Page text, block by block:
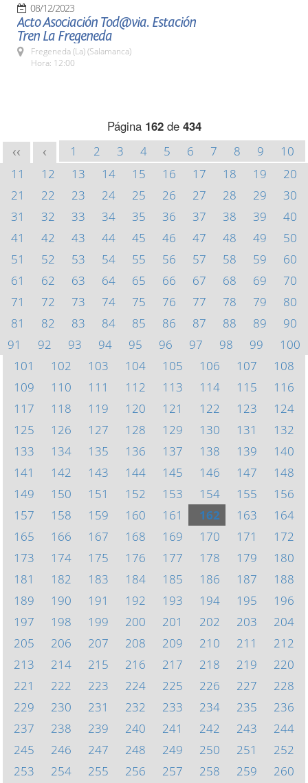
08/12/2023
Acto Asociación Tod@via. Estación
Tren La Fregeneda
Fregeneda (La) (Salamanca)
Hora: 12:00
Página 162de 434
<< < 1 2 3 4 5 6 7 8 9
10
11
12 13 14 15 16 17 18 19
20
21
22 23 24 25 26 27 28 29
30
31
32 33 34 35 36 37 38 39
40
41
42 43 44 45 46 47 48 49
50
51
52 53 54 55 56 57 58 59
60
61
62 63 64 65 66 67 68 69
70
71
72 73 74 75 76 77 78 79
80
81
82 83 84 85 86 87 88 89
90
91
92 93 94 95 96 97 98 99
100
101
102 103 104 105 106 107
108
109
110 111 112 113 114 115
116
117
118 119 120 121 122 123
124
125
126 127 128 129 130 131
132
133
134 135 136 137 138 139
140
141
142 143 144 145 146 147
148
149
150 151 152 153 154 155
156
157
158 159 160 161 162 163
164
165
166 167 168 169 170 171
172
173
174 175 176 177 178 179
180
181
182 183 184 185 186 187
188
189
190 191 192 193 194 195
196
197
198 199 200 201 202 203
204
205
206 207 208 209 210 211
212
213
214 215 216 217 218 219
220
221
222 223 224 225 226 227
228
229
230 231 232 233 234 235
236
237
238 239 240 241 242 243
244
245
246 247 248 249 250 251
252
253
254 255 256 257 258 259
260